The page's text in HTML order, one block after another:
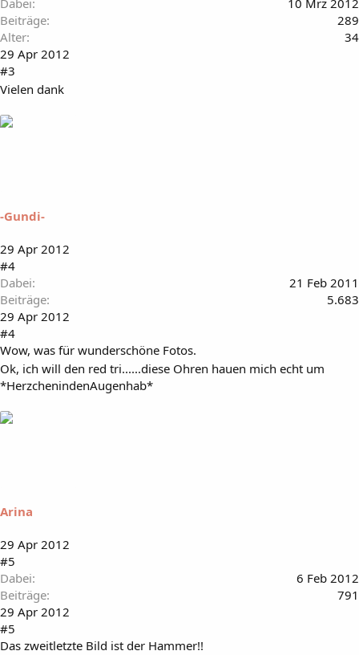
Beiträge
289
Alter
34
29 Apr 2012
#3
Vielen dank
-Gundi-
29 Apr 2012
#4
Dabei
21 Feb 2011
Beiträge
5.683
29 Apr 2012
#4
Wow, was für wunderschöne Fotos.
Ok, ich will den red tri......diese Ohren hauen mich echt um
*HerzchenindenAugenhab*
Arina
29 Apr 2012
#5
Dabei
6 Feb 2012
Beiträge
791
29 Apr 2012
#5
Das zweitletzte Bild ist der Hammer!!